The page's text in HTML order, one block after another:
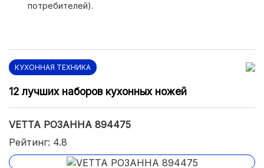
потребителей).
КУХОННАЯ ТЕХНИКА
12 лучших наборов кухонных ножей
VETTA РОЗАННА 894475
Рейтинг: 4.8